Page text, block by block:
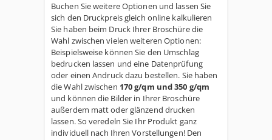
Buchen Sie weitere Optionen und lassen Sie
sich den Druckpreis gleich online kalkulieren
Sie haben beim Druck Ihrer Broschüre die
Wahl zwischen vielen weiteren Optionen:
Beispielsweise können Sie den Umschlag
bedrucken lassen und eine Datenprüfung
oder einen Andruck dazu bestellen. Sie haben
die Wahl zwischen 170 g/qm und 350 g/qm
und können die Bilder in Ihrer Broschüre
außerdem matt oder glänzend drucken
lassen. So veredeln Sie Ihr Produkt ganz
individuell nach Ihren Vorstellungen! Den